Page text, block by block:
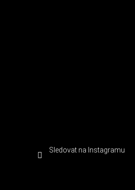
Sledovat na Instagramu